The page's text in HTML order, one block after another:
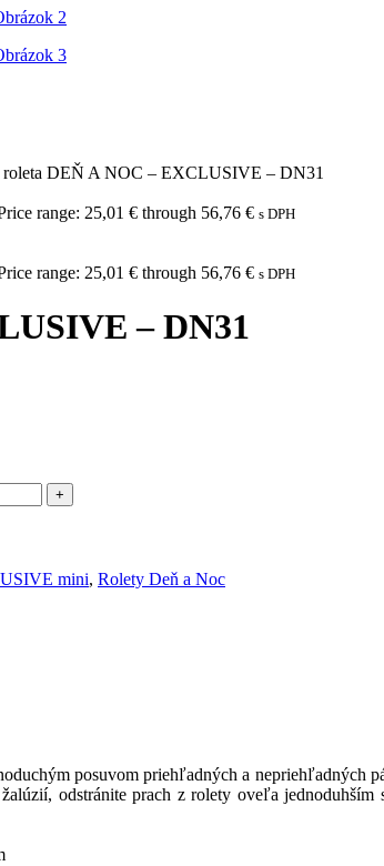
DEŇ A NOC – EXCLUSIVE – DN31
range: 25,01 € through 56,76 € s DPH
range: 25,01 € through 56,76 € s DPH
– DN31
mini, Rolety Deň a Noc
posuvom priehľadných a nepriehľadných
odstránite prach z rolety oveľa